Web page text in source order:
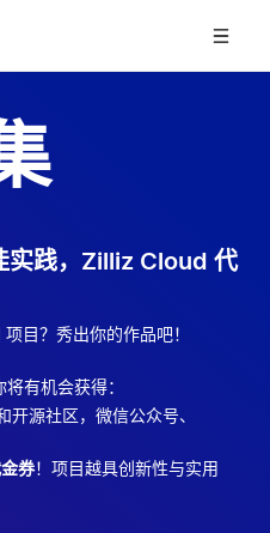
践，Zilliz Cloud 代
目？秀出你的作品吧！
有机会获得：
源社区，微信公众号、
券！项目越具创新性与实用